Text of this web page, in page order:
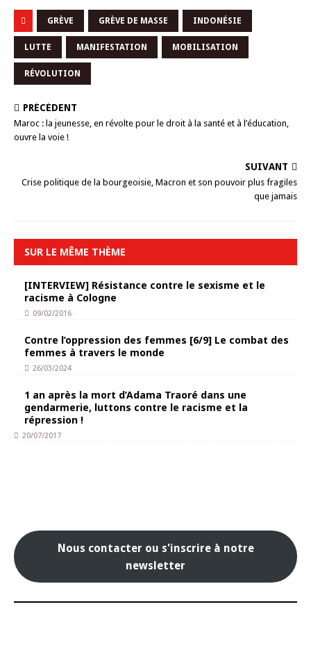
GRÈVE GRÈVE DE MASSE INDONÉSIE
LUTTE MANIFESTATION MOBILISATION
RÉVOLUTION
PRÉCÉDENT
Maroc : la jeunesse, en révolte pour le droit à la santé et à l’éducation,
ouvre la voie !
SUIVANT
Crise politique de la bourgeoisie, Macron et son pouvoir plus fragiles
que jamais
SUR LE MÊME THÈME
[INTERVIEW] Résistance contre le sexisme et le
racisme à Cologne
09/02/2016
Contre l’oppression des femmes [6/9] Le combat des
femmes à travers le monde
26/03/2024
1 an après la mort d’Adama Traoré dans une
gendarmerie, luttons contre le racisme et la
répression !
20/07/2017
Nous contacter ou s'inscrire à notre
newsletter